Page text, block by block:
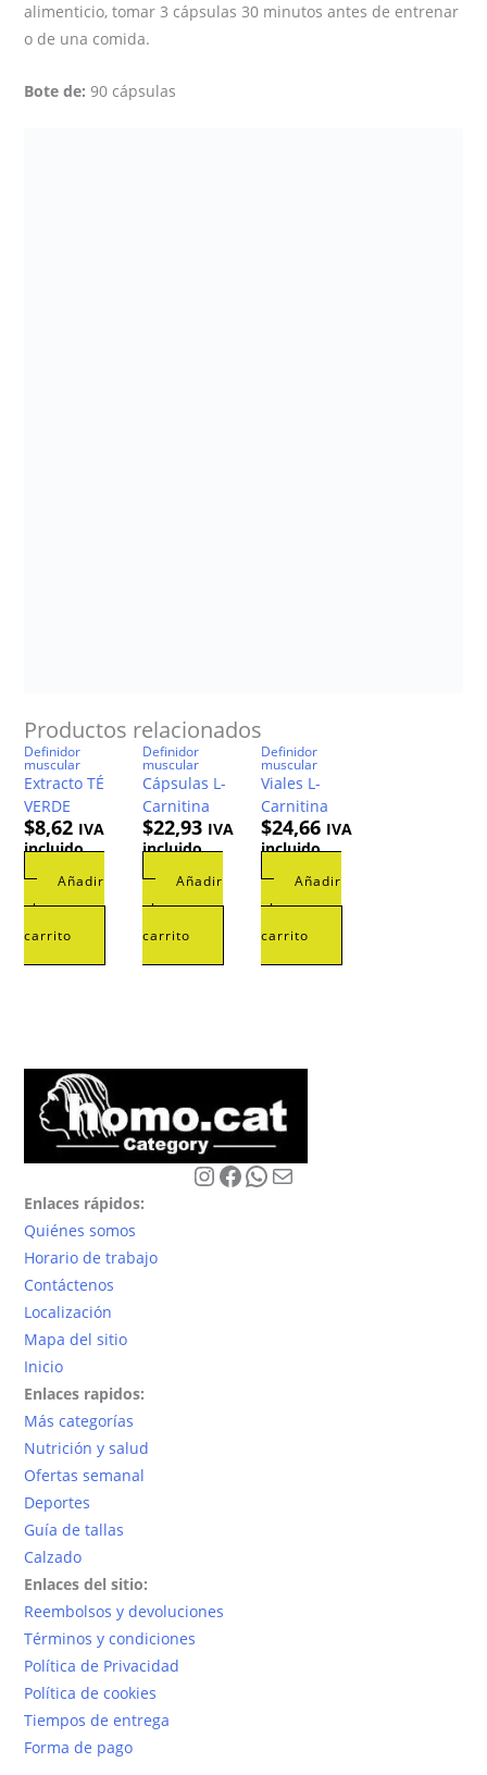
alimenticio, tomar 3 cápsulas 30 minutos antes de entrenar
o de una comida.
Bote de: 90 cápsulas
Productos relacionados
Definidor
muscular
Extracto TÉ
VERDE
$8,62 IVA
incluido
Añadir
al
carrito
Definidor
muscular
Cápsulas L-
Carnitina
$22,93 IVA
incluido
Añadir
al
carrito
Definidor
muscular
Viales L-
Carnitina
$24,66 IVA
incluido
Añadir
al
carrito
Instagram
Facebook
WhatsApp
Correo electrónico
Enlaces rápidos:
Quiénes somos
Horario de trabajo
Contáctenos
Localización
Mapa del sitio
Inicio
Enlaces rapidos:
Más categorías
Nutrición y salud
Ofertas semanal
Deportes
Guía de tallas
Calzado
Enlaces del sitio:
Reembolsos y devoluciones
Términos y condiciones
Política de Privacidad
Política de cookies
Tiempos de entrega
Forma de pago